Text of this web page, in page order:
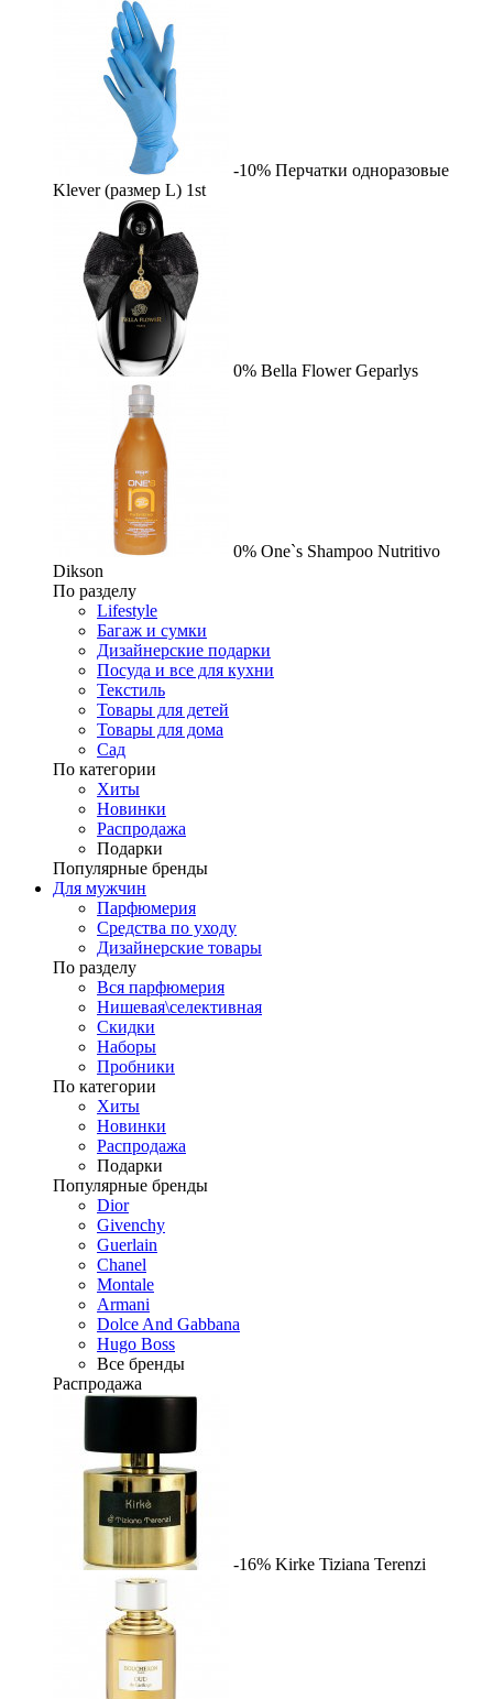
-10% Перчатки одноразовые
Klever (размер L) 1st
0% Bella Flower Geparlys
0% One`s Shampoo Nutritivo
Dikson
По разделу
Lifestyle
Багаж и сумки
Дизайнерские подарки
Посуда и все для кухни
Текстиль
Товары для детей
Товары для дома
Сад
По категории
Хиты
Новинки
Распродажа
Подарки
Популярные бренды
Для мужчин
Парфюмерия
Средства по уходу
Дизайнерские товары
По разделу
Вся парфюмерия
Нишевая\селективная
Скидки
Наборы
Пробники
По категории
Хиты
Новинки
Распродажа
Подарки
Популярные бренды
Dior
Givenchy
Guerlain
Chanel
Montale
Armani
Dolce And Gabbana
Hugo Boss
Все бренды
Распродажа
-16% Kirke Tiziana Terenzi